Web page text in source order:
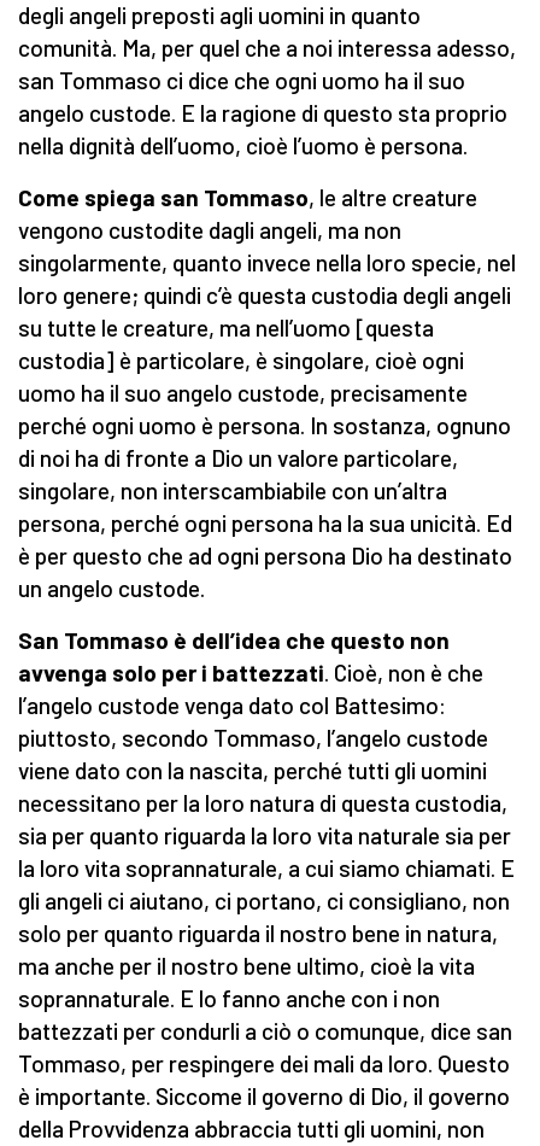
degli angeli preposti agli uomini in quanto
comunità. Ma, per quel che a noi interessa adesso,
san Tommaso ci dice che ogni uomo ha il suo
angelo custode. E la ragione di questo sta proprio
nella dignità dell’uomo, cioè l’uomo è persona.
Come spiega san Tommaso, le altre creature
vengono custodite dagli angeli, ma non
singolarmente, quanto invece nella loro specie, nel
loro genere; quindi c’è questa custodia degli angeli
su tutte le creature, ma nell’uomo [questa
custodia] è particolare, è singolare, cioè ogni
uomo ha il suo angelo custode, precisamente
perché ogni uomo è persona. In sostanza, ognuno
di noi ha di fronte a Dio un valore particolare,
singolare, non interscambiabile con un’altra
persona, perché ogni persona ha la sua unicità. Ed
è per questo che ad ogni persona Dio ha destinato
un angelo custode.
San Tommaso è dell’idea che questo non
avvenga solo per i battezzati. Cioè, non è che
l’angelo custode venga dato col Battesimo:
piuttosto, secondo Tommaso, l’angelo custode
viene dato con la nascita, perché tutti gli uomini
necessitano per la loro natura di questa custodia,
sia per quanto riguarda la loro vita naturale sia per
la loro vita soprannaturale, a cui siamo chiamati. E
gli angeli ci aiutano, ci portano, ci consigliano, non
solo per quanto riguarda il nostro bene in natura,
ma anche per il nostro bene ultimo, cioè la vita
soprannaturale. E lo fanno anche con i non
battezzati per condurli a ciò o comunque, dice san
Tommaso, per respingere dei mali da loro. Questo
è importante. Siccome il governo di Dio, il governo
della Provvidenza abbraccia tutti gli uomini, non